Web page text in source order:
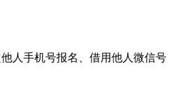
人手机号报名、借用他人微信号